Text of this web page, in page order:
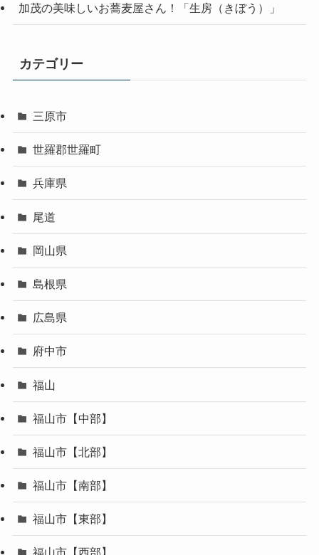
加茂の美味しいお蕎麦屋さん！「生房（きぼう）」
カテゴリー
三原市
世羅郡世羅町
兵庫県
尾道
岡山県
島根県
広島県
府中市
福山
福山市【中部】
福山市【北部】
福山市【南部】
福山市【東部】